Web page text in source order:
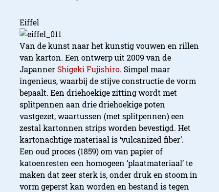
Eiffel
Van de kunst naar het kunstig vouwen en rillen
van karton. Een ontwerp uit 2009 van de
JapannerShigeki Fujishiro. Simpel maar
ingenieus, waarbij de stijve constructie de vorm
bepaalt. Een driehoekige zitting wordt met
splitpennen aan drie driehoekige poten
vastgezet, waartussen (met splitpennen) een
zestal kartonnen strips worden bevestigd. Het
kartonachtige materiaal is ‘vulcanized fiber’.
Een oud proces (1859) om van papier of
katoenresten een homogeen ‘plaatmateriaal’ te
maken dat zeer sterk is, onder druk en stoom in
vorm geperst kan worden en bestand is tegen